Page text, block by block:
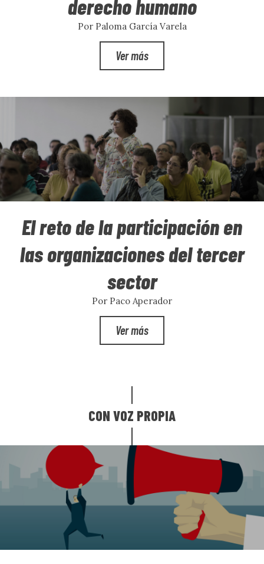
derecho humano
Por Paloma García Varela
Ver más
El reto de la participación en
las organizaciones del tercer
sector
Por Paco Aperador
Ver más
CON VOZ PROPIA